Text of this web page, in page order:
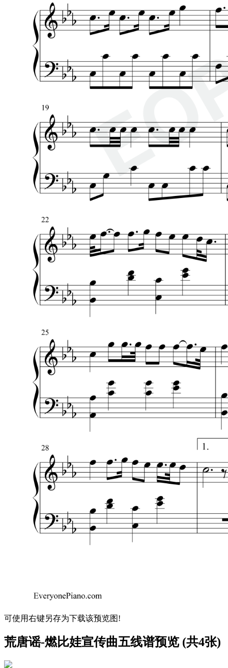
可使用右键另存为下载该预览图!
荒唐谣-燃比娃宣传曲五线谱预览 (共4张)